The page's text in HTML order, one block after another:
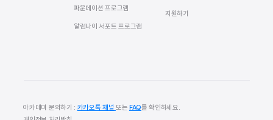
​파운데이션 프로그램
알럼나이 서포트 프로그램
지원하기
아카데미 문의하기 : 카카오톡 채널 또는 FAQ를 확인하세요.